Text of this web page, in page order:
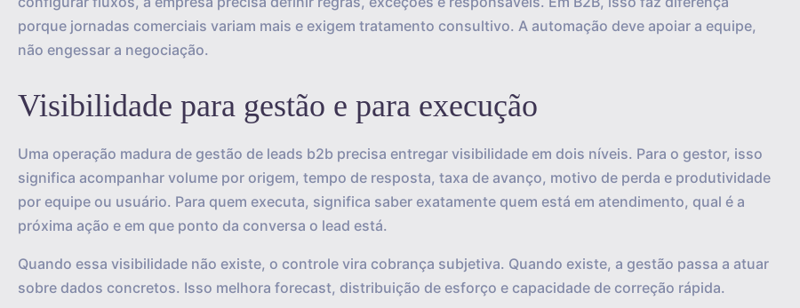
porque jornadas comerciais variam mais e exigem tratamento consultivo. A automação deve apoiar a equipe,
não engessar a negociação.
Visibilidade para gestão e para execução
Uma operação madura de gestão de leads b2b precisa entregar visibilidade em dois níveis. Para o gestor, isso
significa acompanhar volume por origem, tempo de resposta, taxa de avanço, motivo de perda e produtividade
por equipe ou usuário. Para quem executa, significa saber exatamente quem está em atendimento, qual é a
próxima ação e em que ponto da conversa o lead está.
Quando essa visibilidade não existe, o controle vira cobrança subjetiva. Quando existe, a gestão passa a atuar
sobre dados concretos. Isso melhora forecast, distribuição de esforço e capacidade de correção rápida.